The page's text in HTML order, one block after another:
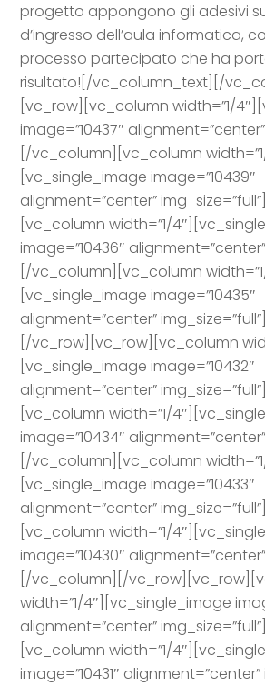
progetto appongono gli adesivi
d’ingresso dell’aula informatica,
processo partecipato che ha
risultato![/vc_column_text][/
[vc_row][vc_column width=”1/
image=”10437″
[/vc_column][vc_column
[vc_single_image image=”10439″
alignment=”center”
[vc_column width=”1/
image=”10436″
[/vc_column][vc_column
[vc_single_image image=”10435″
alignment=”center”
[/vc_row][vc_row][vc_column
[vc_single_image image=”10432″
alignment=”center”
[vc_column width=”1/
image=”10434″
[/vc_column][vc_column
[vc_single_image image=”10433″
alignment=”center”
[vc_column width=”1/
image=”10430″
[/vc_column][/
width=”1/4″][vc_single_image
alignment=”center”
[vc_column width=”1/
image=”10431″ alignment=”center”